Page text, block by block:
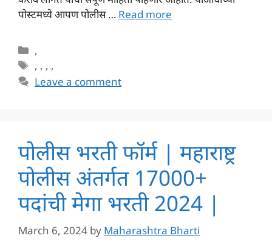
पोस्टमध्ये आपण पोलीस … Read more
Categories
,
Tags
, , , ,
Leave a comment
पोलीस भरती फॉर्म | महाराष्ट्र
पोलीस अंतर्गत 17000+
पदांची मेगा भरती 2024 |
March 6, 2024 by Maharashtra Bharti